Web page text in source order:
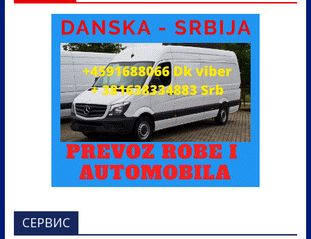
СЕРВИС